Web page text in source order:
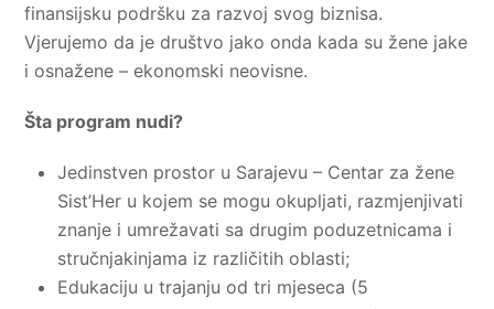
finansijsku podršku za razvoj svog biznisa.
Vjerujemo da je društvo jako onda kada su žene jake
i osnažene – ekonomski neovisne.
Šta program nudi?
Jedinstven prostor u Sarajevu – Centar za žene
Sist’Her u kojem se mogu okupljati, razmjenjivati
znanje i umrežavati sa drugim poduzetnicama i
stručnjakinjama iz različitih oblasti;
Edukaciju u trajanju od tri mjeseca (5